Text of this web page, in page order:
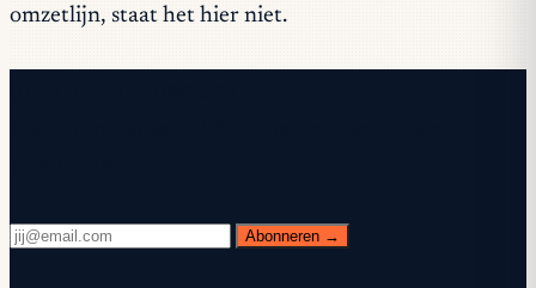
omzetlijn, staat het hier niet.
Abonneren →